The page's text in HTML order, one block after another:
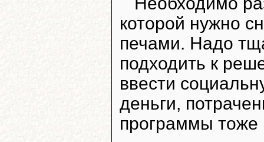
которой нужно
печами. Надо
подходить к
ввести
деньги,
программы тоже